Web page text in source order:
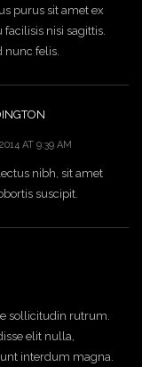
purus sit amet ex
facilisis nisi sagittis.
nunc felis.
AT 9:39 AM
nibh, sit amet
suscipit.
sollicitudin rutrum.
elit nulla,
interdum magna.